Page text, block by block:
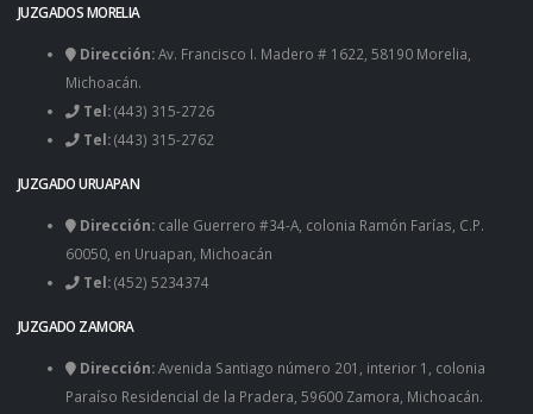
JUZGADOS MORELIA
Dirección:Av. Francisco I. Madero # 1622, 58190 Morelia,
Michoacán.
Tel:(443) 315-2726
Tel:(443) 315-2762
JUZGADO URUAPAN
Dirección: calle Guerrero #34-A, colonia Ramón Farías, C.P.
60050, en Uruapan, Michoacán
Tel:(452) 5234374
JUZGADO ZAMORA
Dirección:Avenida Santiago número 201, interior 1, colonia
Paraíso Residencial de la Pradera, 59600 Zamora, Michoacán.